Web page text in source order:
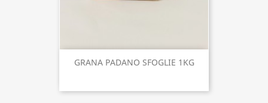
GRANA PADANO SFOGLIE 1KG